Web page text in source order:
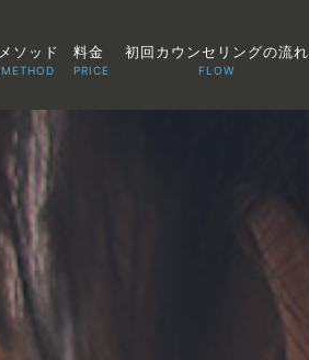
メソッド
METHOD
料金
PRICE
初回カウンセリングの流れ
FLOW